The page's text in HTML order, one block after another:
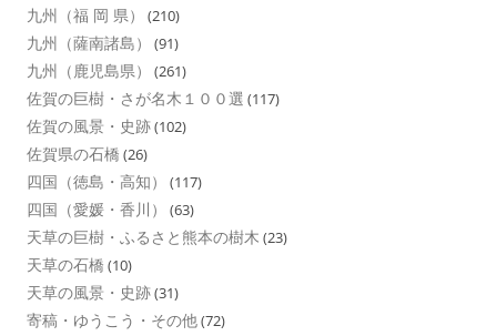
九州（福 岡 県） (210)
九州（薩南諸島） (91)
九州（鹿児島県） (261)
佐賀の巨樹・さが名木１００選 (117)
佐賀の風景・史跡(102)
佐賀県の石橋 (26)
四国（徳島・高知） (117)
四国（愛媛・香川） (63)
天草の巨樹・ふるさと熊本の樹木 (23)
天草の石橋 (10)
天草の風景・史跡(31)
寄稿・ゆうこう・その他(72)